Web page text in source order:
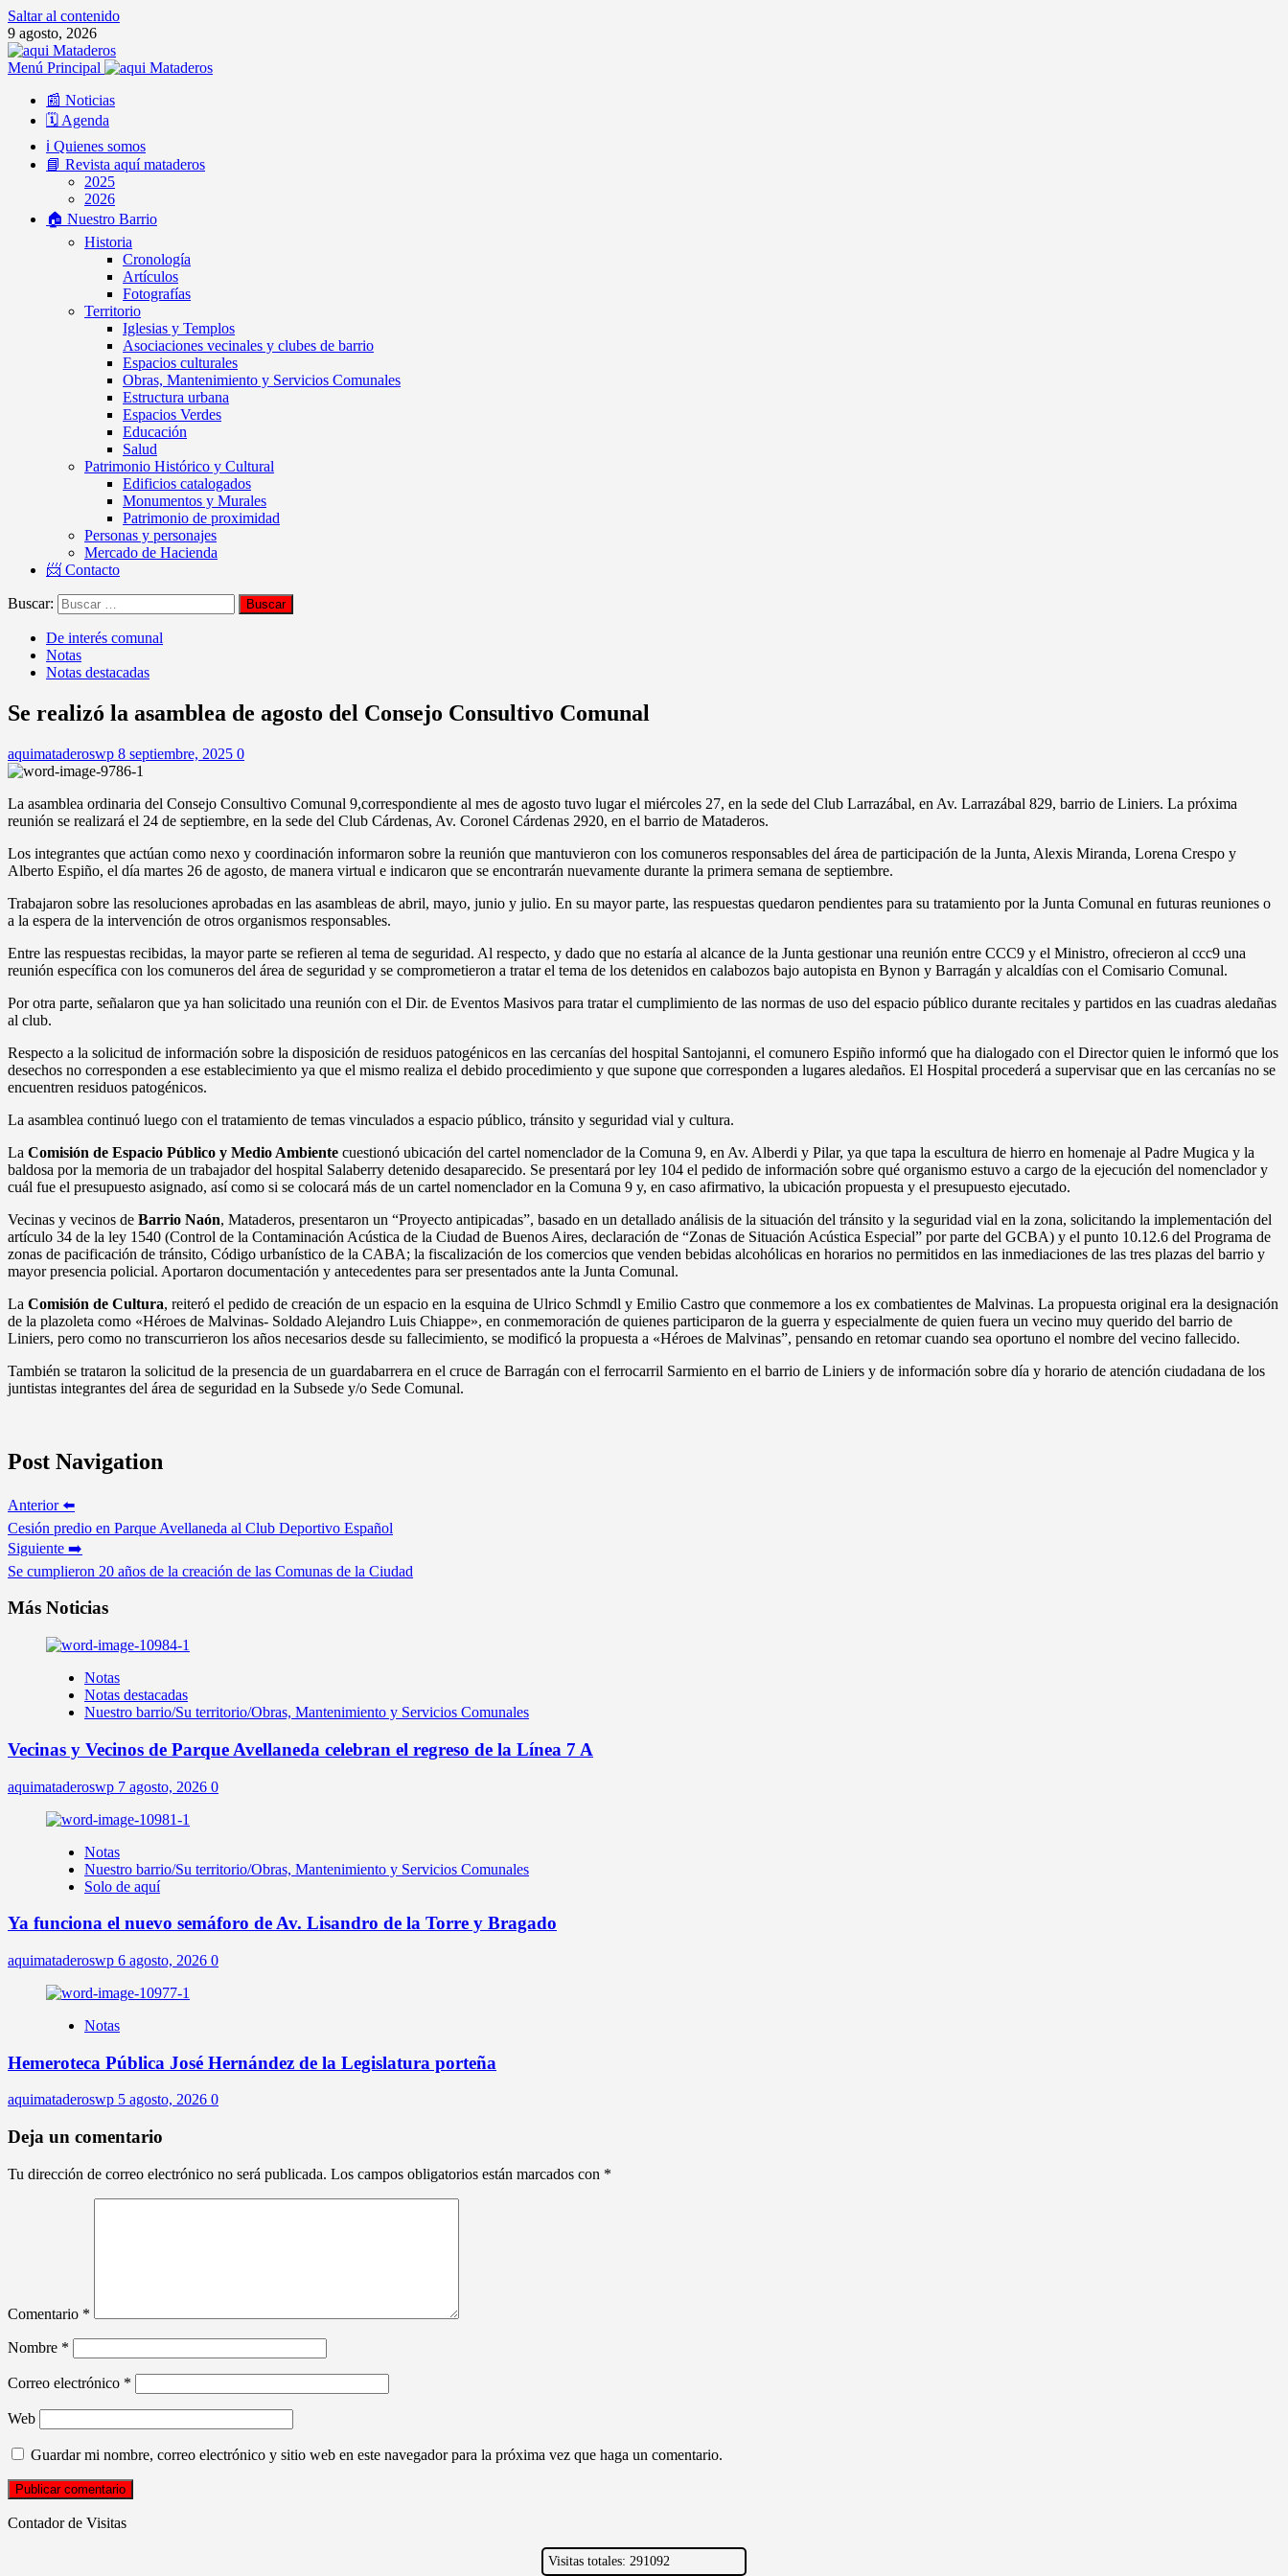
Saltar al contenido
9 agosto, 2026
Menú Principal
📰 Noticias
🗓️ Agenda
ℹ️ Quienes somos
📘 Revista aquí mataderos
2025
2026
🏠 Nuestro Barrio
Historia
Cronología
Artículos
Fotografías
Territorio
Iglesias y Templos
Asociaciones vecinales y clubes de barrio
Espacios culturales
Obras, Mantenimiento y Servicios Comunales
Estructura urbana
Espacios Verdes
Educación
Salud
Patrimonio Histórico y Cultural
Edificios catalogados
Monumentos y Murales
Patrimonio de proximidad
Personas y personajes
Mercado de Hacienda
📨 Contacto
Buscar:
De interés comunal
Notas
Notas destacadas
Se realizó la asamblea de agosto del Consejo Consultivo Comunal
aquimataderoswp 8 septiembre, 2025 0
La asamblea ordinaria del Consejo Consultivo Comunal 9,correspondiente al mes de agosto tuvo lugar el miércoles 27, en la sede del Club Larrazábal, en Av. Larrazábal 829, barrio de Liniers. La próxima
reunión se realizará el 24 de septiembre, en la sede del Club Cárdenas, Av. Coronel Cárdenas 2920, en el barrio de Mataderos.
Los integrantes que actúan como nexo y coordinación informaron sobre la reunión que mantuvieron con los comuneros responsables del área de participación de la Junta, Alexis Miranda, Lorena Crespo y
Alberto Espiño, el día martes 26 de agosto, de manera virtual e indicaron que se encontrarán nuevamente durante la primera semana de septiembre.
Trabajaron sobre las resoluciones aprobadas en las asambleas de abril, mayo, junio y julio. En su mayor parte, las respuestas quedaron pendientes para su tratamiento por la Junta Comunal en futuras reuniones o
a la espera de la intervención de otros organismos responsables.
Entre las respuestas recibidas, la mayor parte se refieren al tema de seguridad. Al respecto, y dado que no estaría al alcance de la Junta gestionar una reunión entre CCC9 y el Ministro, ofrecieron al ccc9 una
reunión específica con los comuneros del área de seguridad y se comprometieron a tratar el tema de los detenidos en calabozos bajo autopista en Bynon y Barragán y alcaldías con el Comisario Comunal.
Por otra parte, señalaron que ya han solicitado una reunión con el Dir. de Eventos Masivos para tratar el cumplimiento de las normas de uso del espacio público durante recitales y partidos en las cuadras aledañas
al club.
Respecto a la solicitud de información sobre la disposición de residuos patogénicos en las cercanías del hospital Santojanni, el comunero Espiño informó que ha dialogado con el Director quien le informó que los
desechos no corresponden a ese establecimiento ya que el mismo realiza el debido procedimiento y que supone que corresponden a lugares aledaños. El Hospital procederá a supervisar que en las cercanías no se
encuentren residuos patogénicos.
La asamblea continuó luego con el tratamiento de temas vinculados a espacio público, tránsito y seguridad vial y cultura.
La Comisión de Espacio Público y Medio Ambiente cuestionó ubicación del cartel nomenclador de la Comuna 9, en Av. Alberdi y Pilar, ya que tapa la escultura de hierro en homenaje al Padre Mugica y la
baldosa por la memoria de un trabajador del hospital Salaberry detenido desaparecido. Se presentará por ley 104 el pedido de información sobre qué organismo estuvo a cargo de la ejecución del nomenclador y
cuál fue el presupuesto asignado, así como si se colocará más de un cartel nomenclador en la Comuna 9 y, en caso afirmativo, la ubicación propuesta y el presupuesto ejecutado.
Vecinas y vecinos de Barrio Naón, Mataderos, presentaron un “Proyecto antipicadas”, basado en un detallado análisis de la situación del tránsito y la seguridad vial en la zona, solicitando la implementación del
artículo 34 de la ley 1540 (Control de la Contaminación Acústica de la Ciudad de Buenos Aires, declaración de “Zonas de Situación Acústica Especial” por parte del GCBA) y el punto 10.12.6 del Programa de
zonas de pacificación de tránsito, Código urbanístico de la CABA; la fiscalización de los comercios que venden bebidas alcohólicas en horarios no permitidos en las inmediaciones de las tres plazas del barrio y
mayor presencia policial. Aportaron documentación y antecedentes para ser presentados ante la Junta Comunal.
La Comisión de Cultura, reiteró el pedido de creación de un espacio en la esquina de Ulrico Schmdl y Emilio Castro que conmemore a los ex combatientes de Malvinas. La propuesta original era la designación
de la plazoleta como «Héroes de Malvinas- Soldado Alejandro Luis Chiappe», en conmemoración de quienes participaron de la guerra y especialmente de quien fuera un vecino muy querido del barrio de
Liniers, pero como no transcurrieron los años necesarios desde su fallecimiento, se modificó la propuesta a «Héroes de Malvinas”, pensando en retomar cuando sea oportuno el nombre del vecino fallecido.
También se trataron la solicitud de la presencia de un guardabarrera en el cruce de Barragán con el ferrocarril Sarmiento en el barrio de Liniers y de información sobre día y horario de atención ciudadana de los
juntistas integrantes del área de seguridad en la Subsede y/o Sede Comunal.
Post Navigation
Anterior ⬅️
Cesión predio en Parque Avellaneda al Club Deportivo Español
Siguiente ➡️
Se cumplieron 20 años de la creación de las Comunas de la Ciudad
Más Noticias
Notas
Notas destacadas
Nuestro barrio/Su territorio/Obras, Mantenimiento y Servicios Comunales
Vecinas y Vecinos de Parque Avellaneda celebran el regreso de la Línea 7 A
aquimataderoswp 7 agosto, 2026 0
Notas
Nuestro barrio/Su territorio/Obras, Mantenimiento y Servicios Comunales
Solo de aquí
Ya funciona el nuevo semáforo de Av. Lisandro de la Torre y Bragado
aquimataderoswp 6 agosto, 2026 0
Notas
Hemeroteca Pública José Hernández de la Legislatura porteña
aquimataderoswp 5 agosto, 2026 0
Deja un comentario
Tu dirección de correo electrónico no será publicada. Los campos obligatorios están marcados con *
Comentario *
Nombre *
Correo electrónico *
Web
Guardar mi nombre, correo electrónico y sitio web en este navegador para la próxima vez que haga un comentario.
Contador de Visitas
Visitas totales: 291092